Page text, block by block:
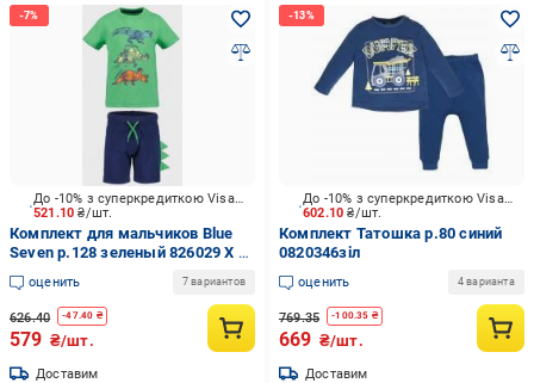
521.10₴/шт.
До -10% з суперкредиткою Visa Вигода
Комплект для мальчиков Blue
Seven р.128 зеленый 826029 X *
98
оценить 7 вариантов
626.40 -47.40 ₴
579 ₴/шт.
Доставим
602.10₴/шт.
До -10% з суперкредиткою Visa Вигода
Комплект Татошка р.80 синий
0820346зіл
оценить 4 варианта
769.35 -100.35 ₴
669 ₴/шт.
Доставим